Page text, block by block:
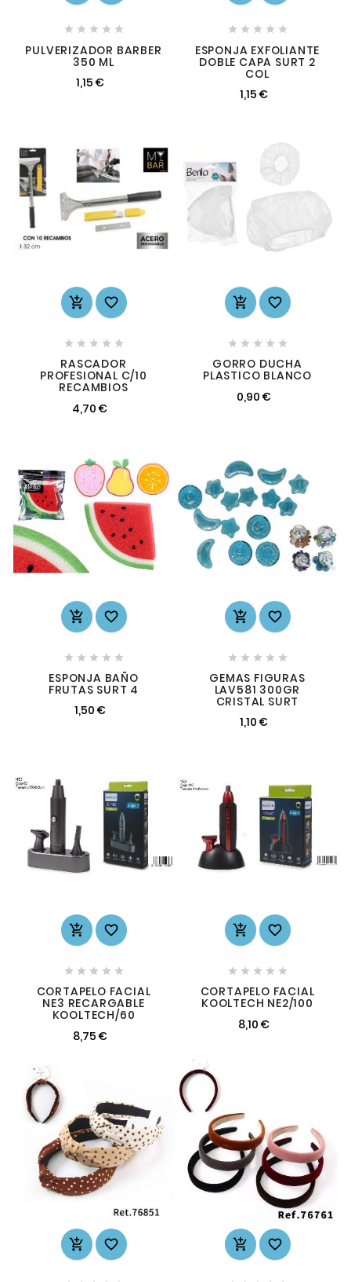
    
PULVERIZADOR BARBER
350 ML
1,15 €
    
ESPONJA EXFOLIANTE
DOBLE CAPA SURT 2
COL
1,15 €
 
    
RASCADOR
PROFESIONAL C/10
RECAMBIOS
4,70 €
 
    
GORRO DUCHA
PLASTICO BLANCO
0,90 €
 
    
ESPONJA BAÑO
FRUTAS SURT 4
1,50 €
 
    
GEMAS FIGURAS
LAV581 300GR
CRISTAL SURT
1,10 €
 
    
CORTAPELO FACIAL
NE3 RECARGABLE
KOOLTECH/60
8,75 €
 
    
CORTAPELO FACIAL
KOOLTECH NE2/100
8,10 €
   